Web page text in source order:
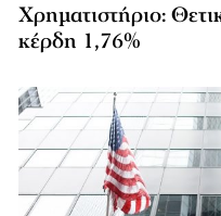
Χρηματιστήριο:
κέρδη 1,76%